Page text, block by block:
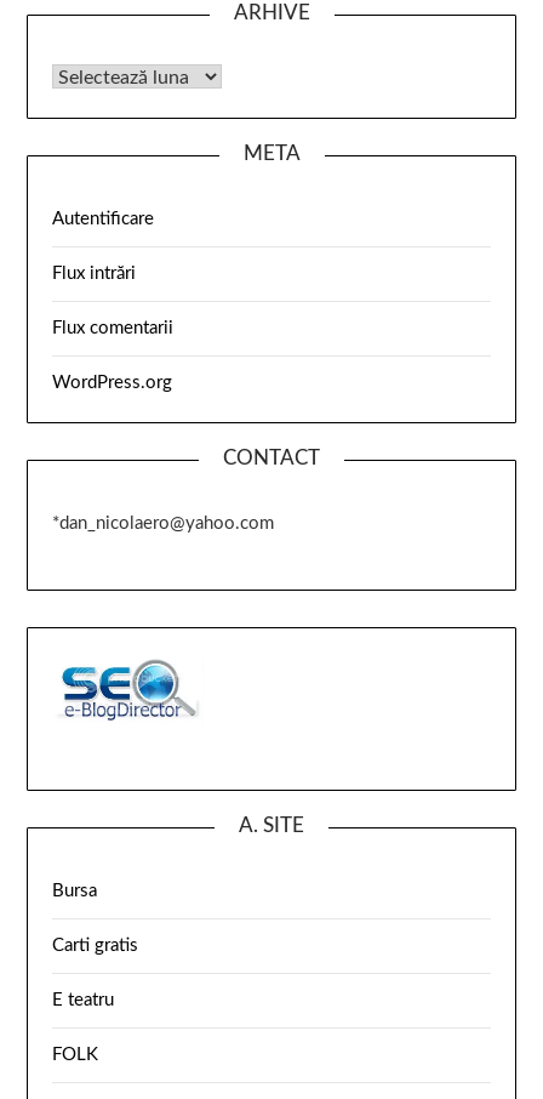
ARHIVE
META
Autentificare
Flux intrări
Flux comentarii
WordPress.org
CONTACT
*dan_nicolaero@yahoo.com
A. SITE
Bursa
Carti gratis
E teatru
FOLK